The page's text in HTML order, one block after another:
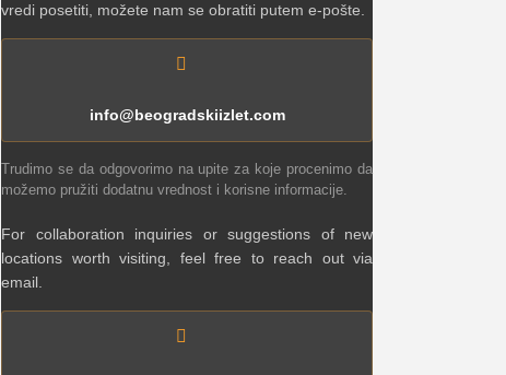
vredi posetiti, možete nam se obratiti putem e-pošte.
info@beogradskiizlet.com
Trudimo se da odgovorimo na upite za koje procenimo da
možemo pružiti dodatnu vrednost i korisne informacije.
For collaboration inquiries or suggestions of new
locations worth visiting, feel free to reach out via
email.